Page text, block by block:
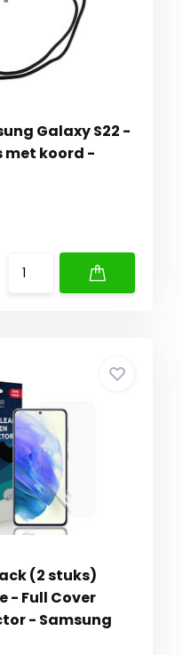
Galaxy S22 -
met koord -
(2 stuks)
- Full Cover
- Samsung